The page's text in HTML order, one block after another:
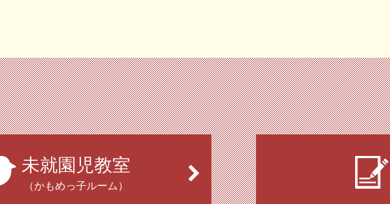
未就園児教室
（かもめっ子ルーム）